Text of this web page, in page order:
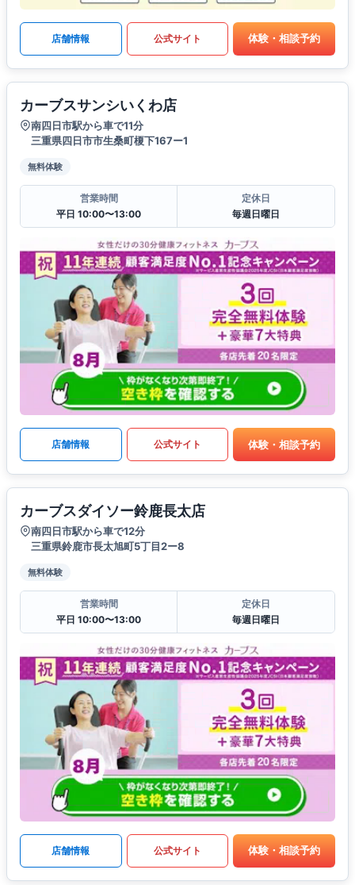
店舗情報 公式サイト 体験・相談予約
カーブスサンシいくわ店
南四日市駅から車で11分
三重県四日市市生桑町榎下167ー1
無料体験
営業時間
平日 10:00〜13:00
定休日
毎週日曜日
店舗情報 公式サイト 体験・相談予約
カーブスダイソー鈴鹿長太店
南四日市駅から車で12分
三重県鈴鹿市長太旭町5丁目2ー8
無料体験
営業時間
平日 10:00〜13:00
定休日
毎週日曜日
店舗情報 公式サイト 体験・相談予約